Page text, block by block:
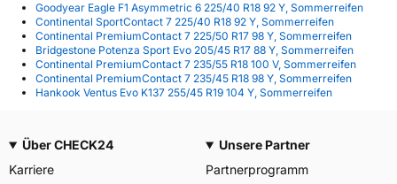
Goodyear Eagle F1 Asymmetric 6 225/40 R18 92 Y, Sommerreifen
Continental SportContact 7 225/40 R18 92 Y, Sommerreifen
Continental PremiumContact 7 225/50 R17 98 Y, Sommerreifen
Bridgestone Potenza Sport Evo 205/45 R17 88 Y, Sommerreifen
Continental PremiumContact 7 235/55 R18 100 V, Sommerreifen
Continental PremiumContact 7 235/45 R18 98 Y, Sommerreifen
Hankook Ventus Evo K137 255/45 R19 104 Y, Sommerreifen
Über CHECK24
Karriere
Unsere Partner
Partnerprogramm